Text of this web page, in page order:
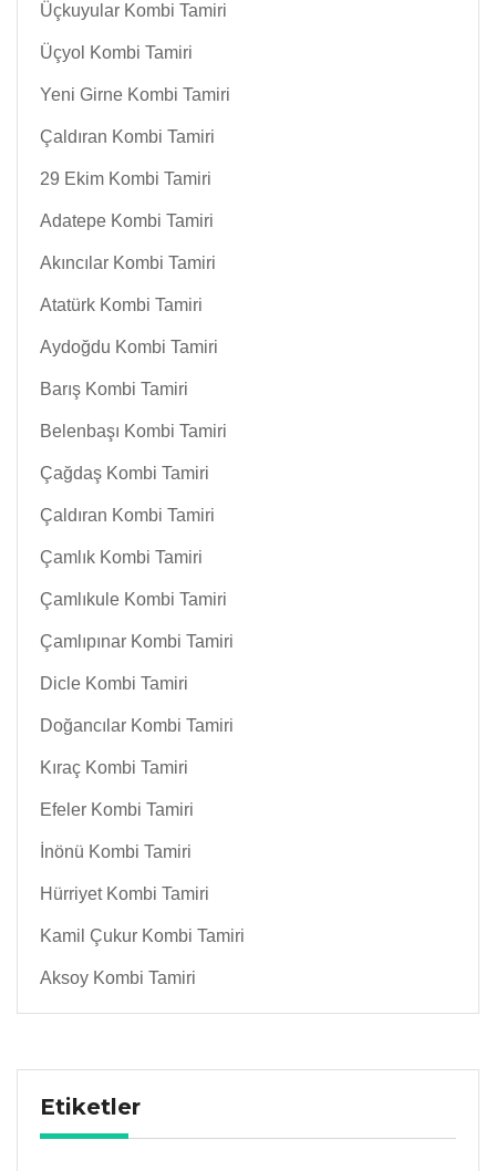
Üçkuyular Kombi Tamiri
Üçyol Kombi Tamiri
Yeni Girne Kombi Tamiri
Çaldıran Kombi Tamiri
29 Ekim Kombi Tamiri
Adatepe Kombi Tamiri
Akıncılar Kombi Tamiri
Atatürk Kombi Tamiri
Aydoğdu Kombi Tamiri
Barış Kombi Tamiri
Belenbaşı Kombi Tamiri
Çağdaş Kombi Tamiri
Çaldıran Kombi Tamiri
Çamlık Kombi Tamiri
Çamlıkule Kombi Tamiri
Çamlıpınar Kombi Tamiri
Dicle Kombi Tamiri
Doğancılar Kombi Tamiri
Kıraç Kombi Tamiri
Efeler Kombi Tamiri
İnönü Kombi Tamiri
Hürriyet Kombi Tamiri
Kamil Çukur Kombi Tamiri
Aksoy Kombi Tamiri
Etiketler